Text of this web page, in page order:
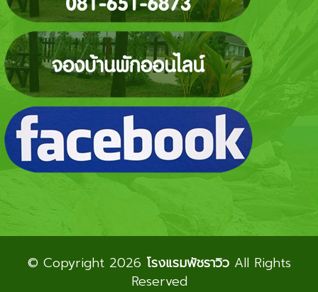
© Copyright 2026 โรงแรมพัชราวิวAll Rights
Reserved